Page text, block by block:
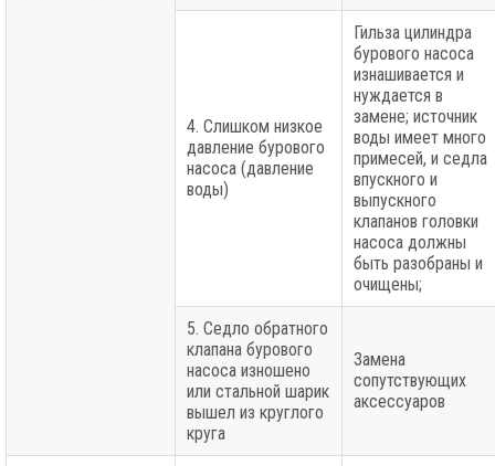
4. Слишком низкое
давление бурового
насоса (давление
воды)
Гильза цилиндра
бурового насоса
изнашивается и
нуждается в
замене; источник
воды имеет много
примесей, и седла
впускного и
выпускного
клапанов головки
насоса должны
быть разобраны и
очищены;
5. Седло обратного
клапана бурового
насоса изношено
или стальной шарик
вышел из круглого
круга
Замена
сопутствующих
аксессуаров